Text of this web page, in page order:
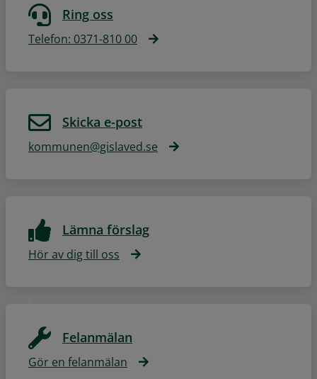
Ring oss
Telefon: 0371-810 00
Skicka e-post
kommunen@gislaved.se
Lämna förslag
Hör av dig till oss
Felanmälan
Gör en felanmälan